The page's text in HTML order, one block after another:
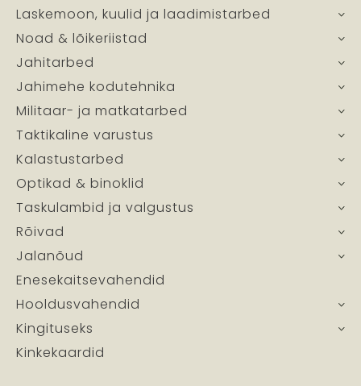
Laskemoon, kuulid ja laadimistarbed
Noad & lõikeriistad
Jahitarbed
Jahimehe kodutehnika
Militaar- ja matkatarbed
Taktikaline varustus
Kalastustarbed
Optikad & binoklid
Taskulambid ja valgustus
Rõivad
Jalanõud
Enesekaitsevahendid
Hooldusvahendid
Kingituseks
Kinkekaardid